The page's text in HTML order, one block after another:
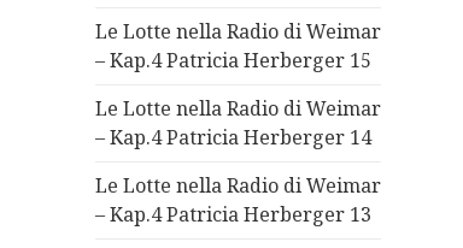
Le Lotte nella Radio di Weimar
– Kap.4 Patricia Herberger 15
Le Lotte nella Radio di Weimar
– Kap.4 Patricia Herberger 14
Le Lotte nella Radio di Weimar
– Kap.4 Patricia Herberger 13